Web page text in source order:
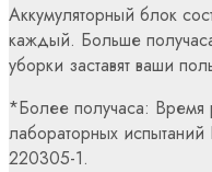
Аккумуляторный блок
каждый. Больше
уборки заставят ваши
*Более получаса: Время
лабораторных
220305-1.